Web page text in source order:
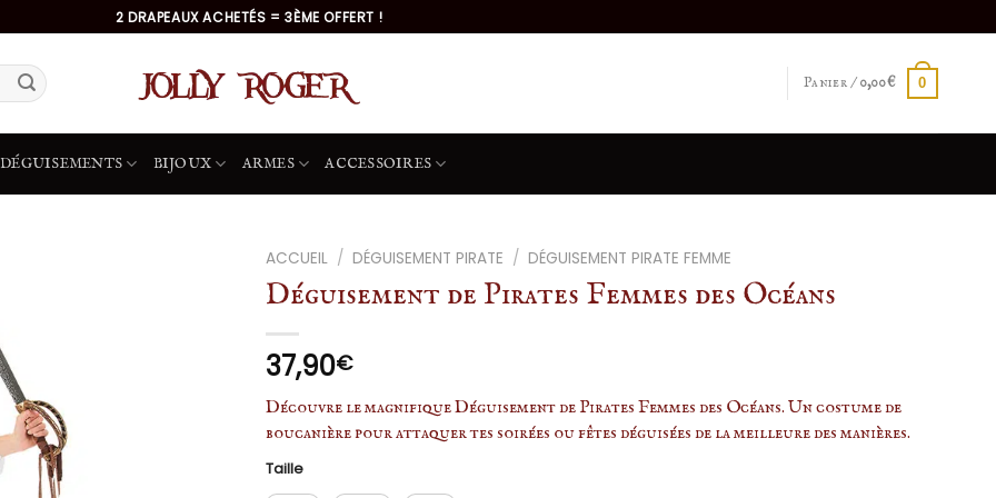
2 DRAPEAUX ACHETÉS = 3ÈME OFFERT !
Panier /0,00€ 0
DÉGUISEMENTS BIJOUX ARMES ACCESSOIRES
ACCUEIL / DÉGUISEMENT PIRATE / DÉGUISEMENT PIRATE FEMME
Déguisement de Pirates Femmes des Océans
37,90€
Découvre le magnifique Déguisement de Pirates Femmes des Océans. Un costume de
boucanière pour attaquer tes soirées ou fêtes déguisées de la meilleure des manières.
Taille